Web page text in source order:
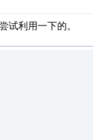
试利用一下的。